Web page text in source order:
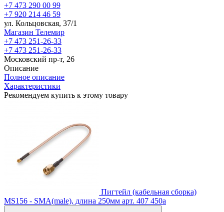
+7 473 290 00 99
+7 920 214 46 59
ул. Кольцовская, 37/1
Магазин Телемир
+7 473 251-26-33
+7 473 251-26-33
Московский пр-т, 26
Описание
Полное описание
Характеристики
Рекомендуем купить к этому товару
Пигтейл (кабельная сборка)
MS156 - SMA(male), длина 250мм арт. 407 450a